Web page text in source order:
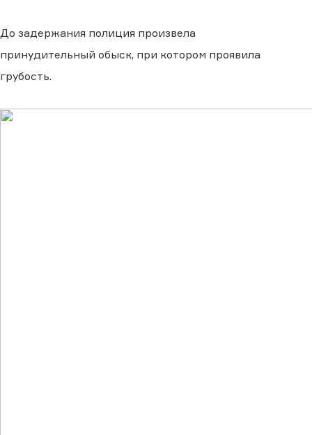
До задержания полиция произвела
принудительный обыск, при котором проявила
грубость.